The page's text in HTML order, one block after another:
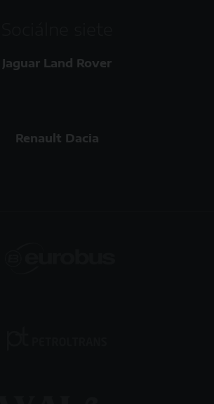
Jaguar Land Rover
Renault Dacia